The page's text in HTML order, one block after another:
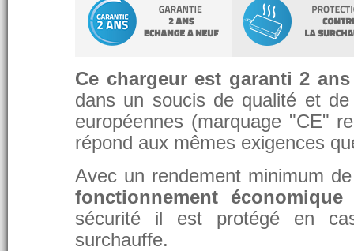
Ce chargeur est garanti 2 ans
dans un soucis de qualité et
européennes (marquage "CE"
répond aux mêmes exigences
Avec un rendement minimum
fonctionnement
sécurité il est protégé en
surchauffe.